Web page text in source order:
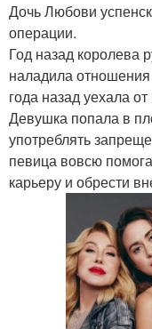
Дочь Любови
операции.
Год назад королева
наладила
года назад уехала
Девушка попала в
употреблять
певица вовсю
карьеру и обрести